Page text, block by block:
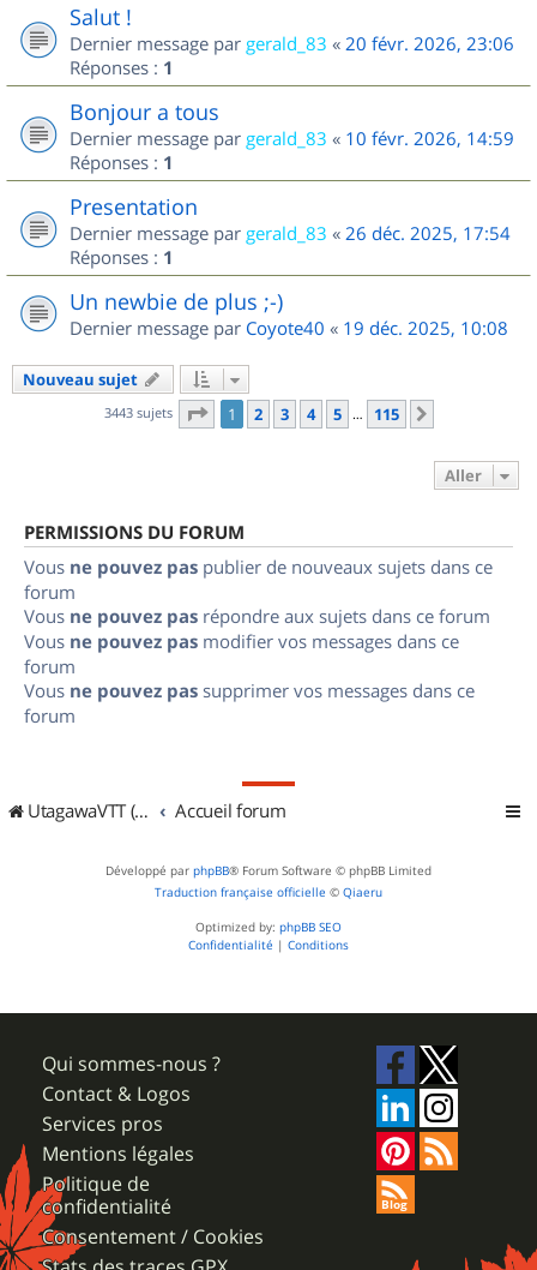
Salut !
Dernier message par gerald_83 « 20 févr. 2026, 23:06
Réponses : 1
Bonjour a tous
Dernier message par gerald_83 « 10 févr. 2026, 14:59
Réponses : 1
Presentation
Dernier message par gerald_83 « 26 déc. 2025, 17:54
Réponses : 1
Un newbie de plus ;-)
Dernier message par Coyote40 « 19 déc. 2025, 10:08
Nouveau sujet
3443 sujets Page 1sur 115
1 2 3 4 5 … 115
Aller
PERMISSIONS DU FORUM
Vous ne pouvez pas publier de nouveaux sujets dans ce
forum
Vous ne pouvez pas répondre aux sujets dans ce forum
Vous ne pouvez pas modifier vos messages dans ce
forum
Vous ne pouvez pas supprimer vos messages dans ce
forum
UtagawaVTT (Randos VTT et VTTAE avec traces GPS) Accueil forum
Développé par phpBB® Forum Software © phpBB Limited
Traduction française officielle © Qiaeru
Optimized by: phpBB SEO
Confidentialité | Conditions
Qui sommes-nous ?
Contact & Logos
Services pros
Mentions légales
Politique de
confidentialité
Consentement / Cookies